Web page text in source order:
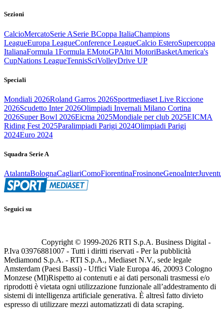
Sezioni
CalcioMercatoSerie ASerie BCoppa ItaliaChampions
LeagueEuropa LeagueConference LeagueCalcio EsteroSupercoppa
ItalianaFormula 1Formula EMotoGPAltri MotoriBasketAmerica's
CupNations LeagueTennisSciVolleyDrive UP
Speciali
Mondiali 2026Roland Garros 2026Sportmediaset Live Riccione
2026Scudetto Inter 2026Olimpiadi Invernali Milano Cortina
2026Super Bowl 2026Eicma 2025Mondiale per club 2025EICMA
Riding Fest 2025Paralimpiadi Parigi 2024Olimpiadi Parigi
2024Euro 2024
Squadra Serie A
AtalantaBolognaCagliariComoFiorentinaFrosinoneGenoaInter
Seguici su
Copyright © 1999-2026 RTI S.p.A. Business Digital -
P.Iva 03976881007 - Tutti i diritti riservati - Per la pubblicità
Mediamond S.p.A. - RTI S.p.A., Mediaset N.V., sede legale
Amsterdam (Paesi Bassi) - Uffici Viale Europa 46, 20093 Cologno
Monzese (MI)Rispetto ai contenuti e ai dati personali trasmessi e/o
riprodotti è vietata ogni utilizzazione funzionale all’addestramento di
sistemi di intelligenza artificiale generativa. È altresì fatto divieto
espresso di utilizzare mezzi automatizzati di data scraping.